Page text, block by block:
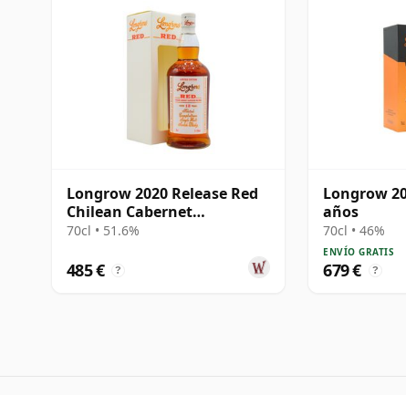
Longrow 2020 Release Red
Chilean Cabernet
Sauvignon Cask M 13 años
70cl • 51.6%
485 € ?
Longrow
años
70cl • 46%
ENVÍO GRATIS
679 € ?